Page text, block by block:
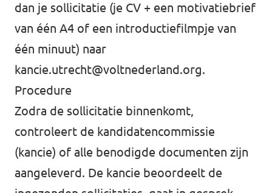
dan je sollicitatie (je CV + een motivatiebrief
van één A4 of een introductiefilmpje van
één minuut) naar
kancie.utrecht@voltnederland.org.
Procedure
Zodra de sollicitatie binnenkomt,
controleert de kandidatencommissie
(kancie) of alle benodigde documenten zijn
aangeleverd. De kancie beoordeelt de